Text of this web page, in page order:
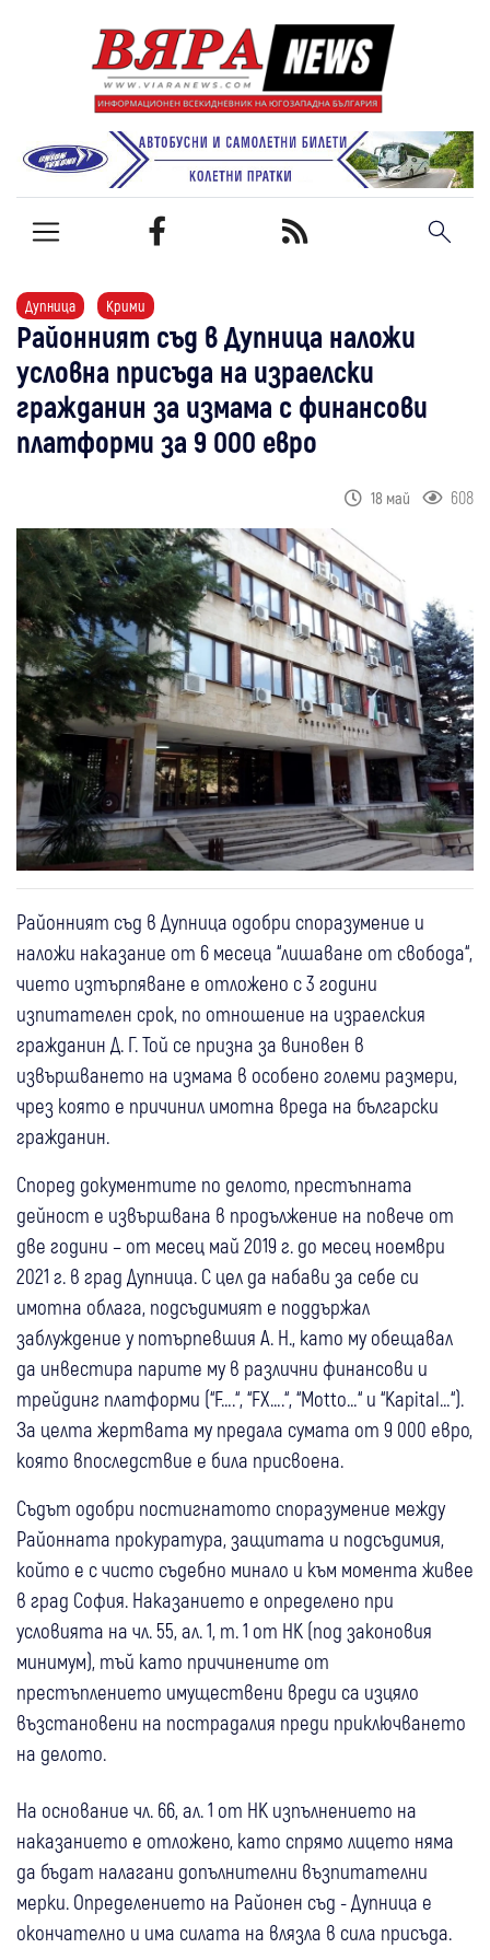
Дупница Крими
Районният съд в Дупница наложи
условна присъда на израелски
гражданин за измама с финансови
платформи за 9 000 евро
18 май 608
Районният съд в Дупница одобри споразумение и
наложи наказание от 6 месеца “лишаване от свобода“,
чието изтърпяване е отложено с 3 години
изпитателен срок, по отношение на израелския
гражданин Д. Г. Той се призна за виновен в
извършването на измама в особено големи размери,
чрез която е причинил имотна вреда на български
гражданин.
Според документите по делото, престъпната
дейност е извършвана в продължение на повече от
две години – от месец май 2019 г. до месец ноември
2021 г. в град Дупница. С цел да набави за себе си
имотна облага, подсъдимият е поддържал
заблуждение у потърпевшия А. Н., като му обещавал
да инвестира парите му в различни финансови и
трейдинг платформи (“F….“, “FX….“, “Motto…“ и “Kapital…“).
За целта жертвата му предала сумата от 9 000 евро,
която впоследствие е била присвоена.
Съдът одобри постигнатото споразумение между
Районната прокуратура, защитата и подсъдимия,
който е с чисто съдебно минало и към момента живее
в град София. Наказанието е определено при
условията на чл. 55, ал. 1, т. 1 от НК (под законовия
минимум), тъй като причинените от
престъплението имуществени вреди са изцяло
възстановени на пострадалия преди приключването
на делото.
На основание чл. 66, ал. 1 от НК изпълнението на
наказанието е отложено, като спрямо лицето няма
да бъдат налагани допълнителни възпитателни
мерки. Определението на Районен съд - Дупница е
окончателно и има силата на влязла в сила присъда.